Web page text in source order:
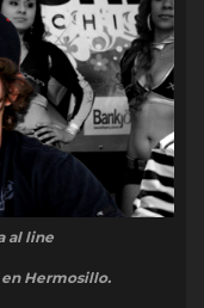
al line
Hermosillo.